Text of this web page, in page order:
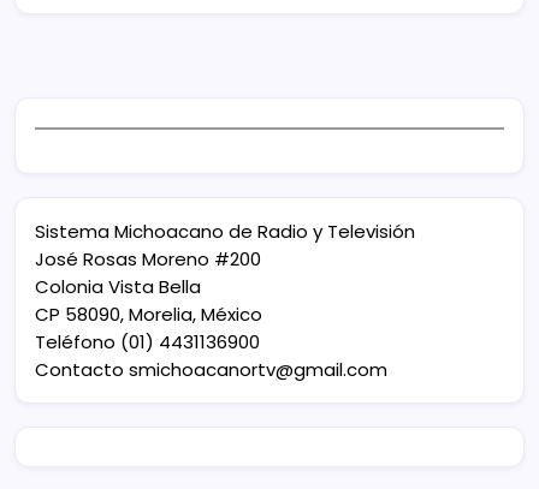
Sistema Michoacano de Radio y Televisión
José Rosas Moreno #200
Colonia Vista Bella
CP 58090, Morelia, México
Teléfono (01) 4431136900
Contacto smichoacanortv@gmail.com